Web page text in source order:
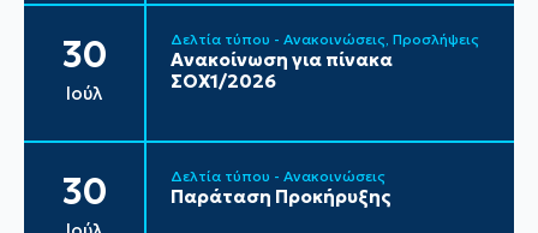
30
Ιούλ
Δελτία τύπου - Ανακοινώσεις Προσλήψεις
Ανακοίνωση για πίνακα
ΣΟΧ1/2026
30 Δελτία τύπου - Ανακοινώσεις
Παράταση Προκήρυξης